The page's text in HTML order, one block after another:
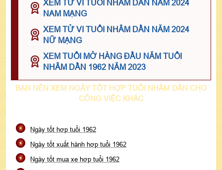
XEM TỬ VI TUỔI NHÂM DẦN NĂM 2024
NAM MẠNG
XEM TỬ VI TUỔI NHÂM DẦN NĂM 2024
NỮ MẠNG
XEM TUỔI MỞ HÀNG ĐẦU NĂM TUỔI
NHÂM DẦN 1962 NĂM 2023
BẠN NÊN XEM NGÀY TỐT HỢP TUỔI NHÂM DẦN CHO
CÔNG VIỆC KHÁC
Ngày tốt hợp tuổi 1962
Ngày tốt xuất hành hợp tuổi 1962
Ngày tốt mua xe hợp tuổi 1962